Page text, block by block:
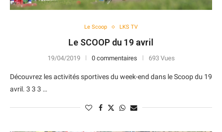
Le Scoop LKS TV
Le SCOOP du 19 avril
19/04/2019 0 commentaires 693 Vues
Découvrez les activités sportives du week-end dans le Scoop du 19
avril. 3 3 3 …